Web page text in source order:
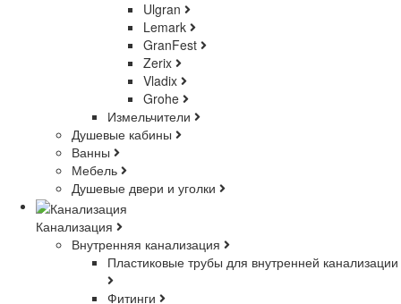
Ulgran
Lemark
GranFest
Zerix
Vladix
Grohe
Измельчители
Душевые кабины
Ванны
Мебель
Душевые двери и уголки
Канализация
Внутренняя канализация
Пластиковые трубы для внутренней канализации
Фитинги